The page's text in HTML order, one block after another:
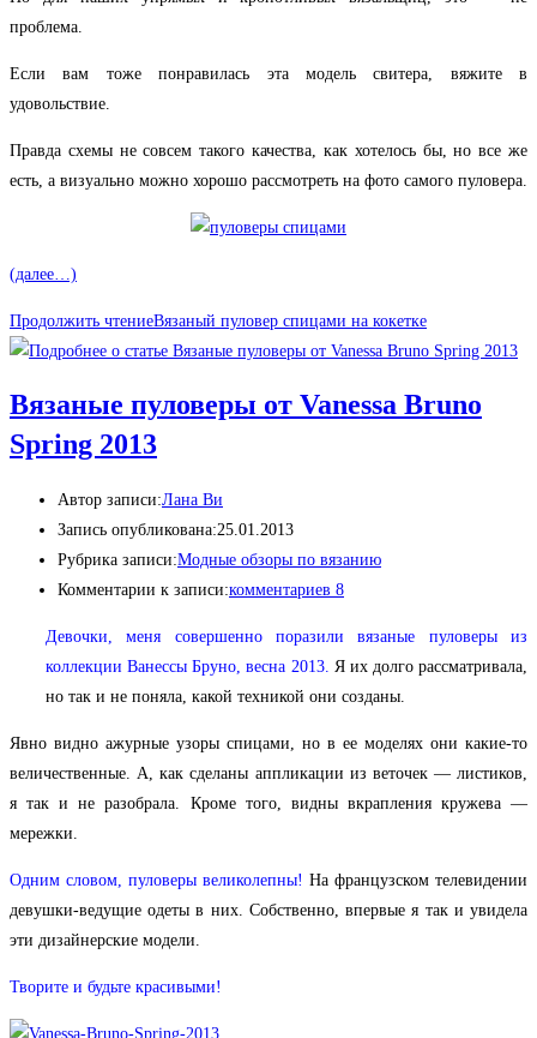
проблема.
Если вам тоже понравилась эта модель свитера, вяжите в
удовольствие.
Правда схемы не совсем такого качества, как хотелось бы, но все же
есть, а визуально можно хорошо рассмотреть на фото самого пуловера.
(далее…)
Продолжить чтениеВязаный пуловер спицами на кокетке
Вязаные пуловеры от Vanessa Bruno
Spring 2013
Автор записи:Лана Ви
Запись опубликована:25.01.2013
Рубрика записи:Модные обзоры по вязанию
Комментарии к записи:комментариев 8
Девочки, меня совершенно поразили вязаные пуловеры из
коллекции Ванессы Бруно, весна 2013. Я их долго рассматривала,
но так и не поняла, какой техникой они созданы.
Явно видно ажурные узоры спицами, но в ее моделях они какие-то
величественные. А, как сделаны аппликации из веточек — листиков,
я так и не разобрала. Кроме того, видны вкрапления кружева —
мережки.
Одним словом, пуловеры великолепны! На французском телевидении
девушки-ведущие одеты в них. Собственно, впервые я так и увидела
эти дизайнерские модели.
Творите и будьте красивыми!